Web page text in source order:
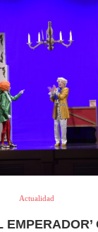
Actualidad